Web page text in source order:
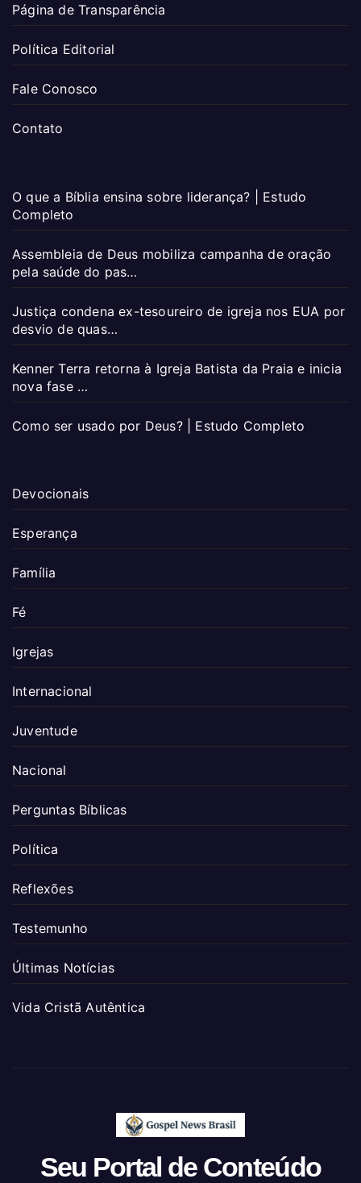
Página de Transparência
Política Editorial
Fale Conosco
Contato
O que a Bíblia ensina sobre liderança? | Estudo
Completo
Assembleia de Deus mobiliza campanha de oração
pela saúde do pas…
Justiça condena ex-tesoureiro de igreja nos EUA por
desvio de quas…
Kenner Terra retorna à Igreja Batista da Praia e inicia
nova fase …
Como ser usado por Deus? | Estudo Completo
Devocionais
Esperança
Família
Fé
Igrejas
Internacional
Juventude
Nacional
Perguntas Bíblicas
Política
Reflexões
Testemunho
Últimas Notícias
Vida Cristã Autêntica
Seu Portal de Conteúdo